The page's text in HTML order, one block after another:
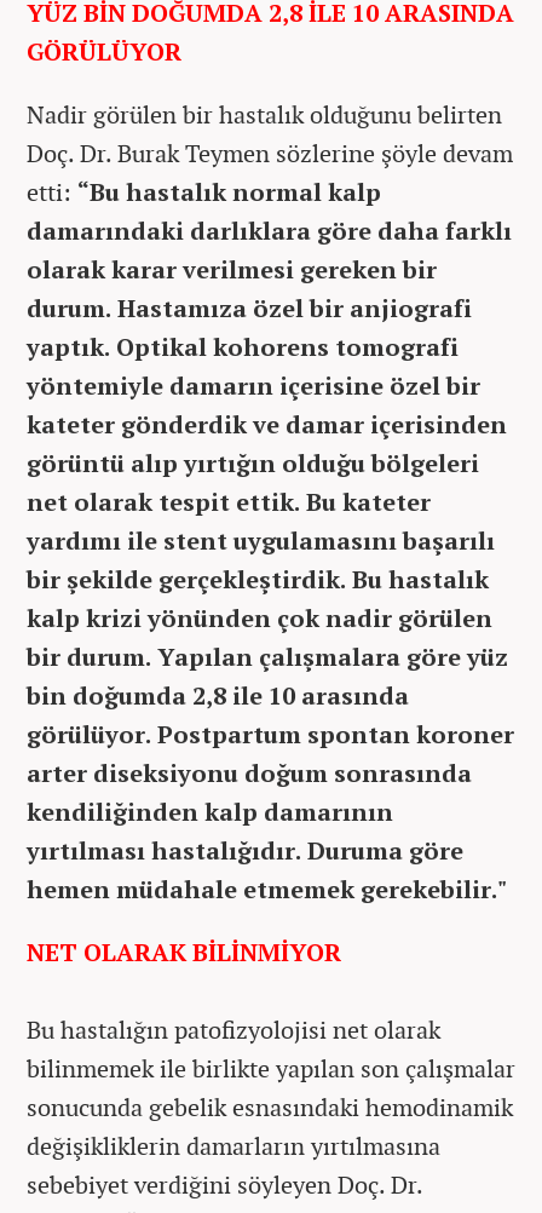
YÜZ BİN DOĞUMDA 2,8 İLE 10 ARASINDA
GÖRÜLÜYOR
Nadir görülen bir hastalık olduğunu belirten
Doç. Dr. Burak Teymen sözlerine şöyle devam
etti: “Bu hastalık normal kalp
damarındaki darlıklara göre daha farklı
olarak karar verilmesi gereken bir
durum. Hastamıza özel bir anjiografi
yaptık. Optikal kohorens tomografi
yöntemiyle damarın içerisine özel bir
kateter gönderdik ve damar içerisinden
görüntü alıp yırtığın olduğu bölgeleri
net olarak tespit ettik. Bu kateter
yardımı ile stent uygulamasını başarılı
bir şekilde gerçekleştirdik. Bu hastalık
kalp krizi yönünden çok nadir görülen
bir durum. Yapılan çalışmalara göre yüz
bin doğumda 2,8 ile 10 arasında
görülüyor. Postpartum spontan koroner
arter diseksiyonu doğum sonrasında
kendiliğinden kalp damarının
yırtılması hastalığıdır. Duruma göre
hemen müdahale etmemek gerekebilir."
NET OLARAK BİLİNMİYOR
Bu hastalığın patofizyolojisi net olarak
bilinmemek ile birlikte yapılan son çalışmalar
sonucunda gebelik esnasındaki hemodinamik
değişikliklerin damarların yırtılmasına
sebebiyet verdiğini söyleyen Doç. Dr.